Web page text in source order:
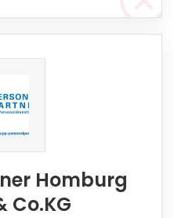
Homburg
Co.KG